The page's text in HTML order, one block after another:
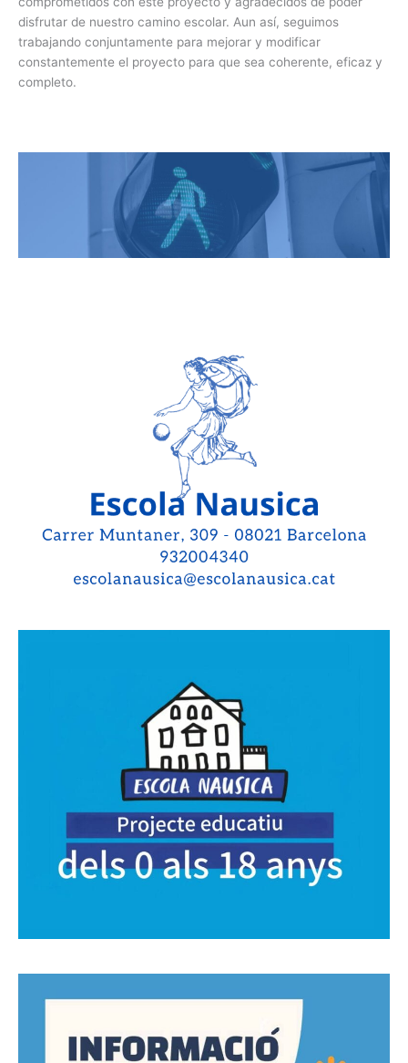
disfrutar de nuestro camino escolar. Aun así, seguimos
trabajando conjuntamente para mejorar y modificar
constantemente el proyecto para que sea coherente, eficaz y
completo.